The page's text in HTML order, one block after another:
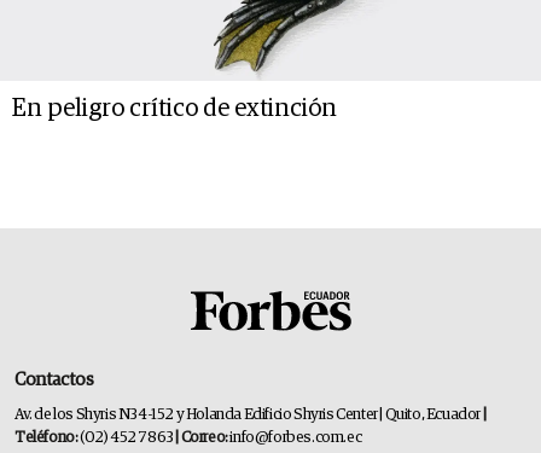
En peligro crítico de extinción
Contactos
Av. de los Shyris N34-152 y Holanda Edificio Shyris Center | Quito, Ecuador
Teléfono:(02) 452 7863 | Correo:info@forbes.com.ec